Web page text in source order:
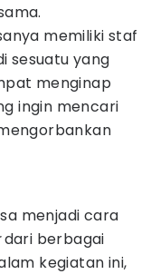
memiliki staf
sesuatu yang
menginap
ingin mencari
menjadi cara
dari berbagai
kegiatan ini,